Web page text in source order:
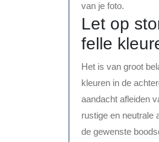
van je foto.
Let op
felle
Het is van groot
kleuren in de
aandacht afleiden
rustige en neutrale
de gewenste